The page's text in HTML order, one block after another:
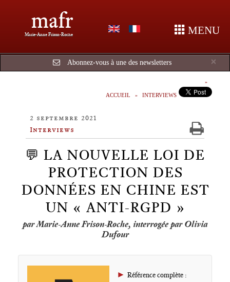
mafr
Marie-Anne Frison-Roche MENU
×
Abonnez-vous à une des newsletters
ACCUEIL INTERVIEWS
2 septembre 2021
Interviews
💬 LA NOUVELLE LOI DE
PROTECTION DES
DONNÉES EN CHINE EST
UN « ANTI-RGPD »
par Marie-Anne Frison-Roche, interrogée par Olivia
Dufour
► Référence complète :